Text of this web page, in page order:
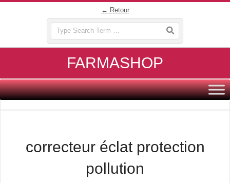
← Retour
FARMASHOP
Primary
Navigation
correcteur éclat protection
pollution